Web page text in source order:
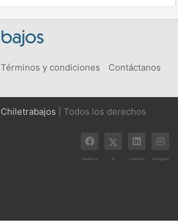
Términos y condiciones
Contáctanos
Chiletrabajos | Todos los derechos
Facebook X Linkedin Instagram